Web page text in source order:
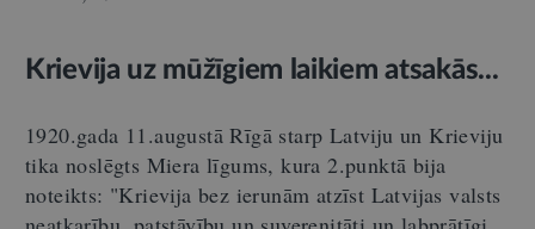
Krievija uz mūžīgiem laikiem atsakās...
1920.gada 11.augustā Rīgā starp Latviju un Krieviju
tika noslēgts Miera līgums, kura 2.punktā bija
noteikts: "Krievija bez ierunām atzīst Latvijas valsts